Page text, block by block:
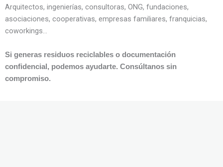
Arquitectos, ingenierías, consultoras, ONG, fundaciones,
asociaciones, cooperativas, empresas familiares, franquicias,
coworkings…
Si generas residuos reciclables o documentación
confidencial, podemos ayudarte. Consúltanos sin
compromiso.